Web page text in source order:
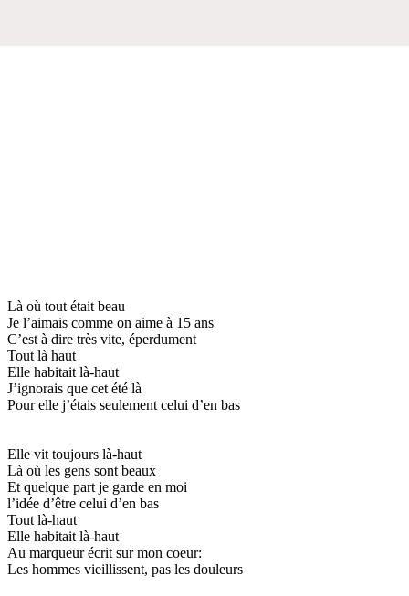
Là où tout était beau
Je l’aimais comme on aime à 15 ans
C’est à dire très vite, éperdument
Tout là haut
Elle habitait là-haut
J’ignorais que cet été là
Pour elle j’étais seulement celui d’en bas
Elle vit toujours là-haut
Là où les gens sont beaux
Et quelque part je garde en moi
l’idée d’être celui d’en bas
Tout là-haut
Elle habitait là-haut
Au marqueur écrit sur mon coeur:
Les hommes vieillissent, pas les douleurs